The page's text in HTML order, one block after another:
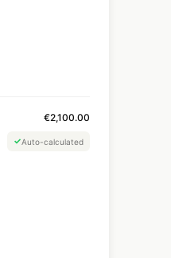
€2,100.00
✓Auto-calculated